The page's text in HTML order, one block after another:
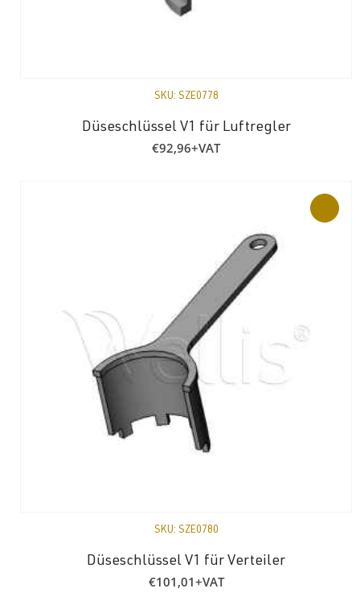
SKU: SZE0778
Düseschlüssel V1 für Luftregler
€92,96+VAT
SKU: SZE0780
Düseschlüssel V1 für Verteiler
€101,01+VAT